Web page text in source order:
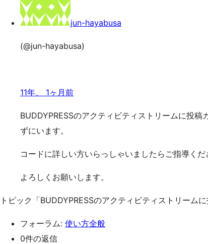
jun-hayabusa
(@jun-hayabusa)
11年、 1ヶ月前
BUDDYPRESSのアクティビティストリームに投
ずにいます。
コードに詳しい方いらっしゃいましたらご指導くだ
よろしくお願いします。
トピック「BUDDYPRESSのアクティビティストリーム
フォーラム: 使い方全般
0件の返信